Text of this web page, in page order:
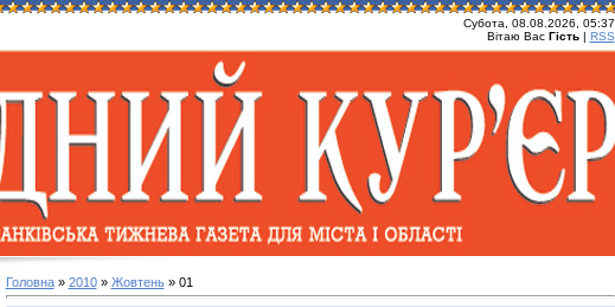
Субота, 08.08.2026, 05:37
Вітаю Вас Гість| RSS
Головна» 2010 » Жовтень » 01